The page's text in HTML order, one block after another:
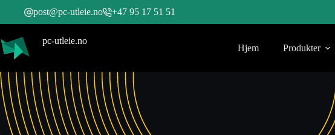
post@pc-utleie.no +47 95 17 51 51
pc-utleie.no
Hjem Produkter